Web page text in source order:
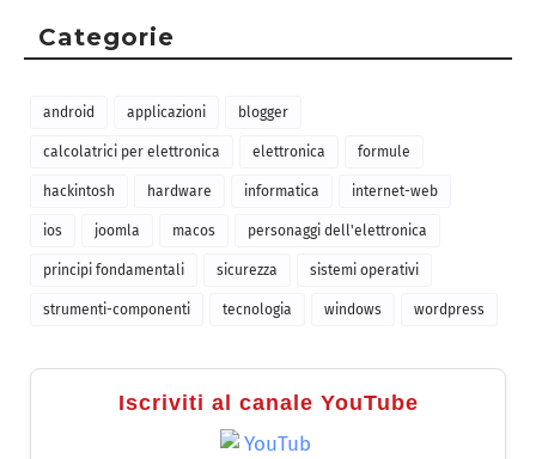
Categorie
android applicazioni blogger
calcolatrici per elettronica elettronica formule
hackintosh hardware informatica internet-web
ios joomla macos personaggi dell'elettronica
principi fondamentali sicurezza sistemi operativi
strumenti-componenti tecnologia windows wordpress
Iscriviti al canale YouTube